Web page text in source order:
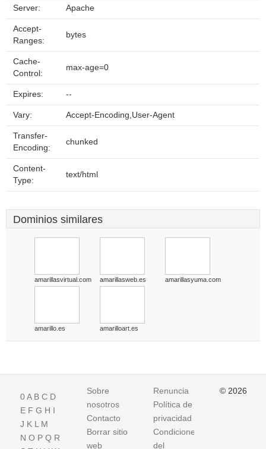
Server: Apache
Accept-
Ranges:
bytes
Cache-
Control:
max-age=0
Expires: --
Vary: Accept-Encoding,User-Agent
Transfer-
Encoding:
chunked
Content-
Type:
text/html
Dominios similares
amarillasvirtual.com amarillasweb.es amarillasyuma.com
amarillo.es amarilloart.es
0A B C D
E F G H I
J K L M
N O P Q R
Sobre
nosotros
Contacto
Borrar sitio
web
Renuncia
Política de
privacidad
Condiciones
del
© 2026